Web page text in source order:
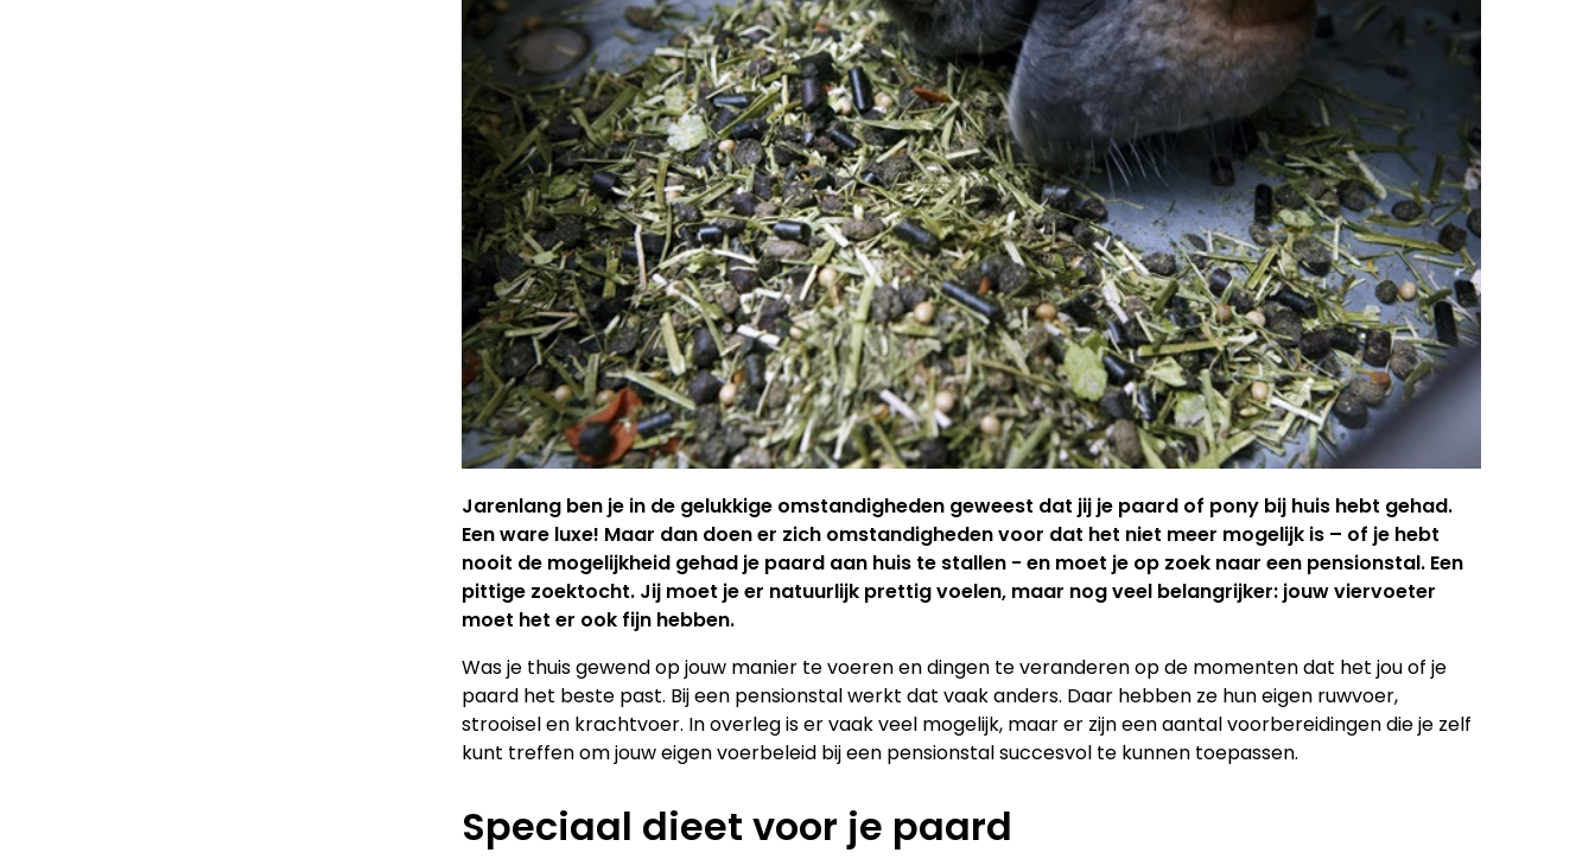
Jarenlang ben je in de gelukkige omstandigheden geweest dat jij je paard of pony bij huis hebt gehad.
Een ware luxe! Maar dan doen er zich omstandigheden voor dat het niet meer mogelijk is – of je hebt
nooit de mogelijkheid gehad je paard aan huis te stallen - en moet je op zoek naar een pensionstal. Een
pittige zoektocht. Jij moet je er natuurlijk prettig voelen, maar nog veel belangrijker: jouw viervoeter
moet het er ook fijn hebben.
Was je thuis gewend op jouw manier te voeren en dingen te veranderen op de momenten dat het jou of je
paard het beste past. Bij een pensionstal werkt dat vaak anders. Daar hebben ze hun eigen ruwvoer,
strooisel en krachtvoer. In overleg is er vaak veel mogelijk, maar er zijn een aantal voorbereidingen die je zelf
kunt treffen om jouw eigen voerbeleid bij een pensionstal succesvol te kunnen toepassen.
Speciaal dieet voor je paard